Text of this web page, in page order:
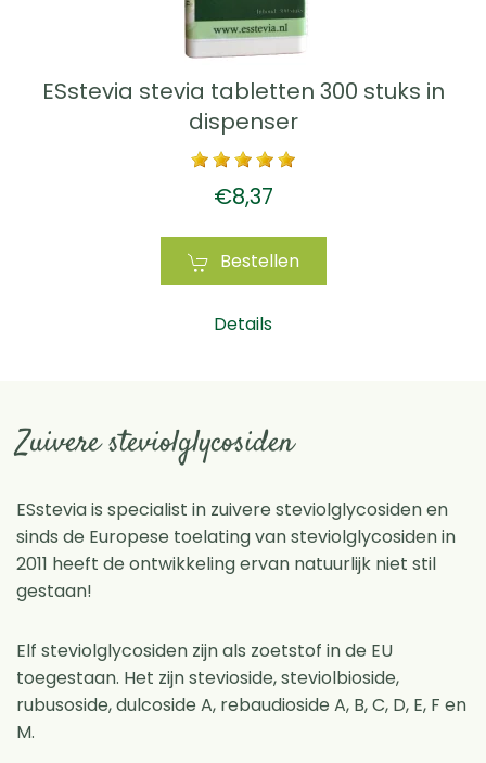
ESstevia stevia tabletten 300 stuks in
dispenser
€8,37
Bestellen
Details
Zuivere steviolglycosiden
ESstevia is specialist in zuivere steviolglycosiden en
sinds de Europese toelating van steviolglycosiden in
2011 heeft de ontwikkeling ervan natuurlijk niet stil
gestaan!
Elf steviolglycosiden zijn als zoetstof in de EU
toegestaan. Het zijn stevioside, steviolbioside,
rubusoside, dulcoside A, rebaudioside A, B, C, D, E, F en
M.